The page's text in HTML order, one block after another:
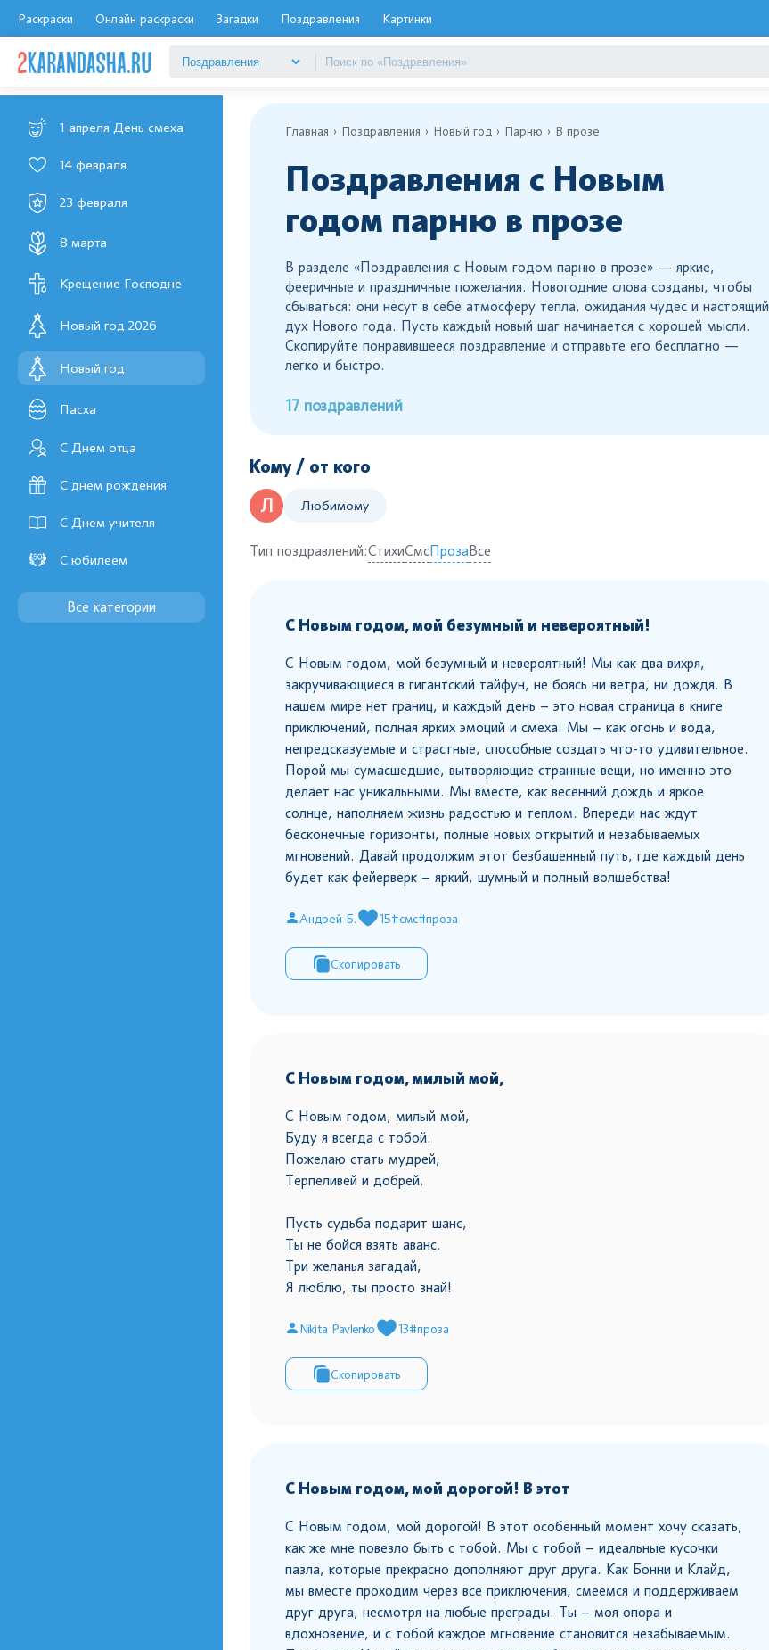
Раскраски Онлайн раскраски Загадки Поздравления Картинки
1 апреля День смеха
14 февраля
23 февраля
8 марта
Крещение Господне
Новый год 2026
Новый год
Пасха
С Днем отца
С днем рождения
С Днем учителя
С юбилеем
Все категории
Главная Поздравления Новый год Парню В прозе
Поздравления с Новым
годом парню в прозе
В разделе «Поздравления с Новым годом парню в прозе» — яркие,
фееричные и праздничные пожелания. Новогодние слова созданы, чтобы
сбываться: они несут в себе атмосферу тепла, ожидания чудес и настоящий
дух Нового года. Пусть каждый новый шаг начинается с хорошей мысли.
Скопируйте понравившееся поздравление и отправьте его бесплатно —
легко и быстро.
17 поздравлений
Кому / от кого
Л
Любимому
Тип поздравлений:СтихиСмсПрозаВсе
С Новым годом, мой безумный и невероятный!
С Новым годом, мой безумный и невероятный! Мы как два вихря,
закручивающиеся в гигантский тайфун, не боясь ни ветра, ни дождя. В
нашем мире нет границ, и каждый день – это новая страница в книге
приключений, полная ярких эмоций и смеха. Мы – как огонь и вода,
непредсказуемые и страстные, способные создать что-то удивительное.
Порой мы сумасшедшие, вытворяющие странные вещи, но именно это
делает нас уникальными. Мы вместе, как весенний дождь и яркое
солнце, наполняем жизнь радостью и теплом. Впереди нас ждут
бесконечные горизонты, полные новых открытий и незабываемых
мгновений. Давай продолжим этот безбашенный путь, где каждый день
будет как фейерверк – яркий, шумный и полный волшебства!
Андрей Б. 15#смс#проза
Скопировать
С Новым годом, милый мой,
С Новым годом, милый мой,
Буду я всегда с тобой.
Пожелаю стать мудрей,
Терпеливей и добрей.
Пусть судьба подарит шанс,
Ты не бойся взять аванс.
Три желанья загадай,
Я люблю, ты просто знай!
Nikita Pavlenko 13#проза
Скопировать
С Новым годом, мой дорогой! В этот
С Новым годом, мой дорогой! В этот особенный момент хочу сказать,
как же мне повезло быть с тобой. Мы с тобой – идеальные кусочки
пазла, которые прекрасно дополняют друг друга. Как Бонни и Клайд,
мы вместе проходим через все приключения, смеемся и поддерживаем
друг друга, несмотря на любые преграды. Ты – моя опора и
вдохновение, и с тобой каждое мгновение становится незабываемым.